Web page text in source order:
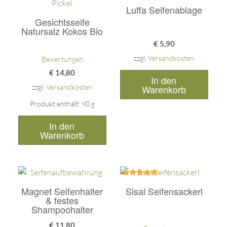
Gesichtsseife
Natursalz Kokos Bio
von 5
Bewertungen
€ 14,80
zzgl.Versandkosten
Produkt enthält: 90 g
In den
Warenkorb
Luffa Seifenablage
€5,90
zzgl.Versandkosten
In den
Warenkorb
Magnet Seifenhalter
& festes
Shampoohalter
€ 11,80
Sisal Seifensackerl
mit
5.00